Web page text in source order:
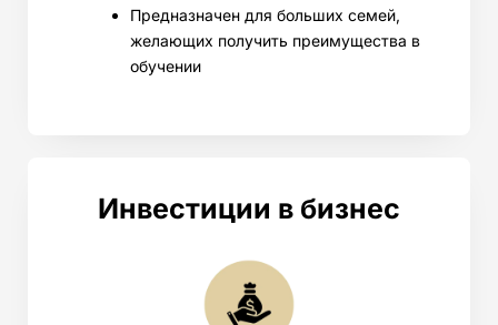
Предназначен для больших семей,
желающих получить преимущества в
обучении
Инвестиции в бизнес